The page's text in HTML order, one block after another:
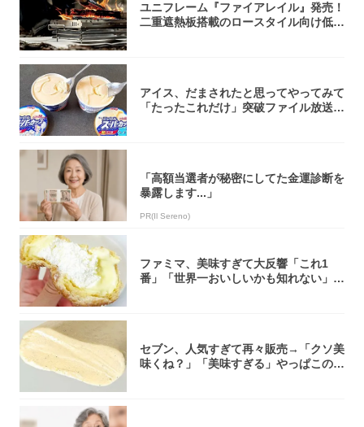
ユニフレーム『ファイアレイル』発売！
二重遮熱板搭載のロースタイル向け低型
アイス、だまされたと思ってやってみて
「たったこれだけ」突破ファイル放送で
「高額当選者が秘密にしてた金運診断を
暴露します...」
PR(Il Sereno)
ファミマ、美味すぎて大反響「これ1
番」「世界一おいしいかも知れない」
セブン、人気すぎて再々販売→「クソ美
味くね？」「美味すぎる」やっぱこのク